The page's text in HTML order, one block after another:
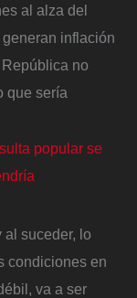
al alza del
inflación
no
que sería
popular se
suceder, lo
condiciones en
va a ser